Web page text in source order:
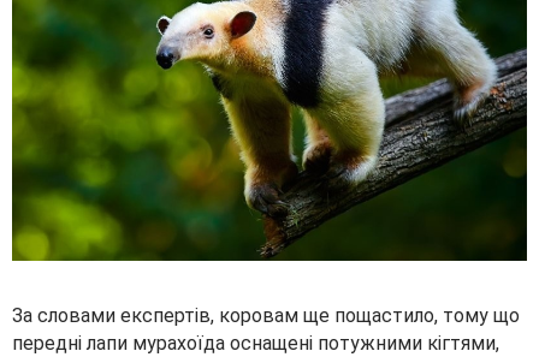
За словами експертів, коровам ще пощастило, тому що
передні лапи мурахоїда оснащені потужними кігтями,